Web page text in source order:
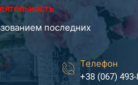
последних
Телефон
+38 (067) 493-